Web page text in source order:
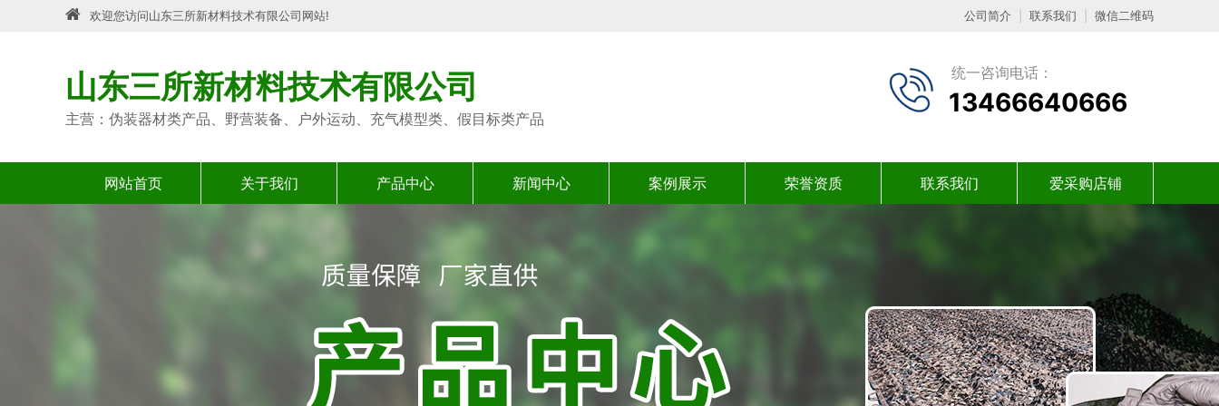
欢迎您访问山东三所新材料技术有限公司网站! 公司简介 联系我们 微信二维码
山东三所新材料技术有限公司
主营：伪装器材类产品、野营装备、户外运动、充气模型类、假目标类产品
统一咨询电话：
13466640666
网站首页 关于我们 产品中心 新闻中心 案例展示 荣誉资质 联系我们 爱采购店铺